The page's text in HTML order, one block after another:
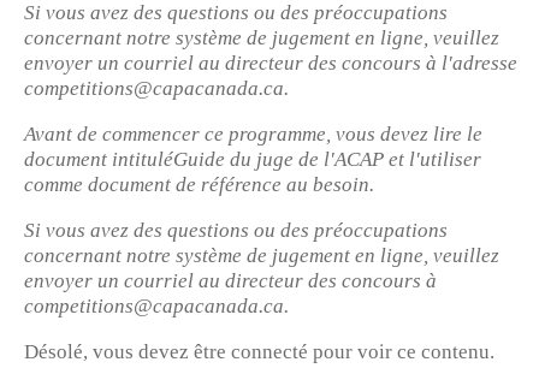
Si vous avez des questions ou des préoccupations
concernant notre système de jugement en ligne, veuillez
envoyer un courriel au directeur des concours à l'adresse
competitions@capacanada.ca.
Avant de commencer ce programme, vous devez lire le
document intituléGuide du juge de l'ACAP et l'utiliser
comme document de référence au besoin.
Si vous avez des questions ou des préoccupations
concernant notre système de jugement en ligne, veuillez
envoyer un courriel au directeur des concours à
competitions@capacanada.ca.
Désolé, vous devez être connecté pour voir ce contenu.